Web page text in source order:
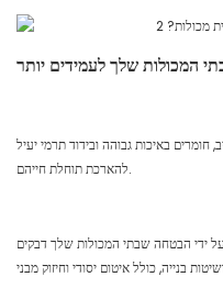
המכולות שלך לעמידים יותר
באיכות גבוהה ובידוד תרמי יעיל
להארכת תוחלת חייהם.
ידי הבטחה שבתי המכולות שלך דבקים